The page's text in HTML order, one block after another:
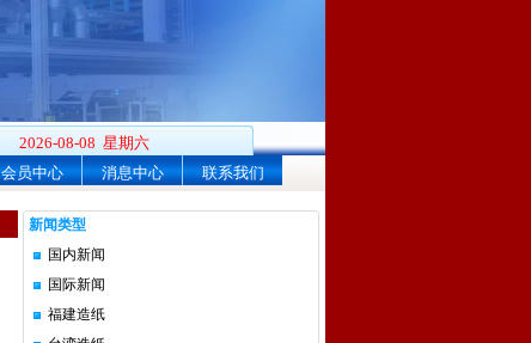
2026-08-08 星期六
会员中心 消息中心 联系我们
新闻类型
国内新闻
国际新闻
福建造纸